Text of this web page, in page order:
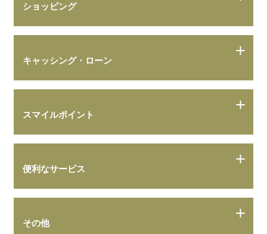
ショッピング
キャッシング・ローン
スマイルポイント
便利なサービス
その他